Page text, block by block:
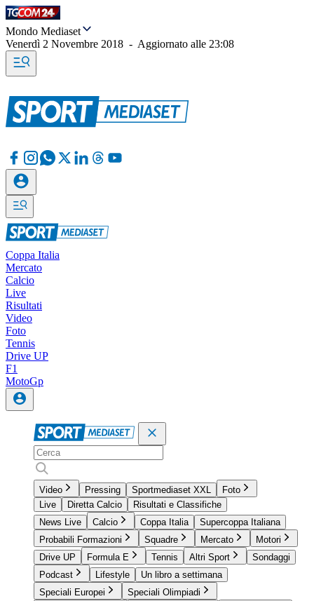
Mondo Mediaset
Venerdì 2 Novembre 2018 - Aggiornato alle 23:08
Coppa Italia
Mercato
Calcio
Live
Risultati
Video
Foto
Tennis
Drive UP
F1
MotoGp
Video Pressing Sportmediaset XXL
Foto
Live
Diretta Calcio
Risultati e Classifiche
News Live
Calcio Coppa Italia
Supercoppa Italiana
Probabili Formazioni
Squadre Mercato
Motori
Drive UP
Formula E Tennis Altri Sport
Sondaggi
Podcast
Lifestyle
Un libro a settimana
Speciali Europei
Speciali Olimpiadi